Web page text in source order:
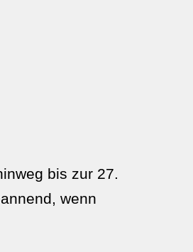
bis zur 27.
wenn